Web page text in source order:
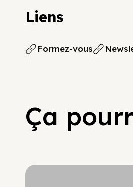
Liens
Formez-vous
Ça